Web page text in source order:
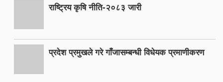
राष्ट्रिय कृषि नीति-२०८३ जारी
प्रदेश प्रमुखले गरे गाँजासम्बन्धी विधेयक प्रमाणीकरण